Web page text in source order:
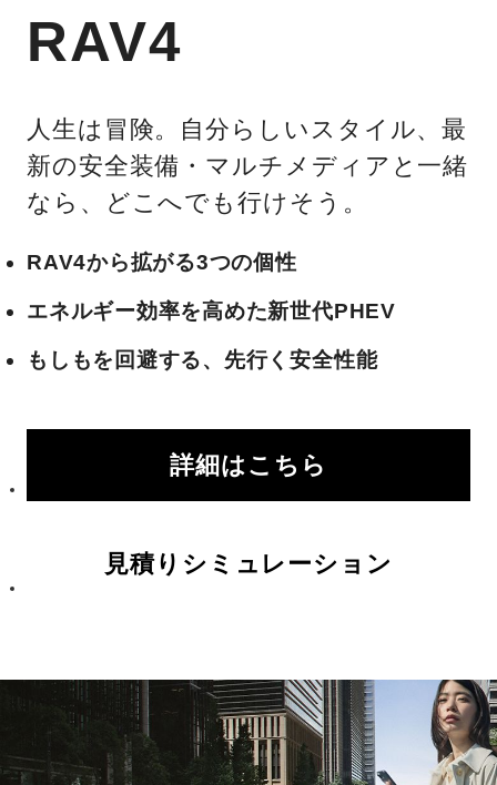
RAV4
人生は冒険。自分らしいスタイル、最
新の安全装備・マルチメディアと一緒
なら、どこへでも行けそう。
RAV4から拡がる3つの個性
エネルギー効率を高めた新世代PHEV
もしもを回避する、先行く安全性能
詳細はこちら
見積りシミュレーション